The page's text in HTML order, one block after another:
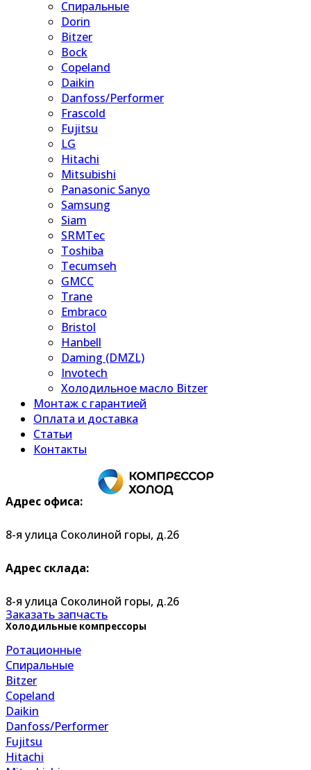
Спиральные
Dorin
Bitzer
Bock
Copeland
Daikin
Danfoss/Performer
Frascold
Fujitsu
LG
Hitachi
Mitsubishi
Panasonic Sanyo
Samsung
Siam
SRMTec
Toshiba
Tecumseh
GMCC
Trane
Embraco
Bristol
Hanbell
Daming (DMZL)
Invotech
Холодильное масло Bitzer
Монтаж с гарантией
Оплата и доставка
Статьи
Контакты
Адрес офиса:
8-я улица Соколиной горы, д.26
Адрес склада:
8-я улица Соколиной горы, д.26
Заказать запчасть
Холодильные компрессоры
Ротационные
Спиральные
Bitzer
Copeland
Daikin
Danfoss/Performer
Fujitsu
Hitachi